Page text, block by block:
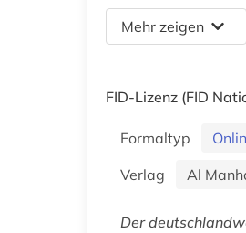
Mehr zeigen
FID-Lizenz (FID
Formaltyp
Verlag
Al
Der